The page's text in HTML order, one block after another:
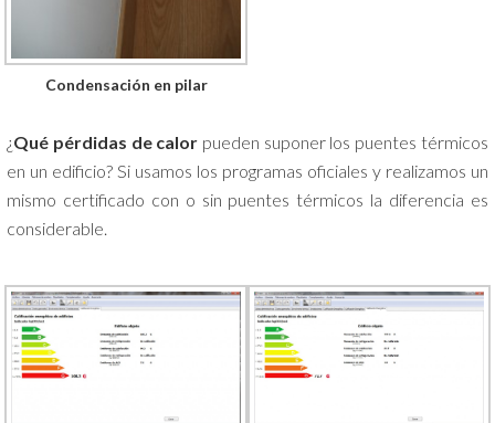
Condensación en pilar
¿Qué pérdidas de calor pueden suponer los puentes térmicos
en un edificio? Si usamos los programas oficiales y realizamos un
mismo certificado con o sin puentes térmicos la diferencia es
considerable.